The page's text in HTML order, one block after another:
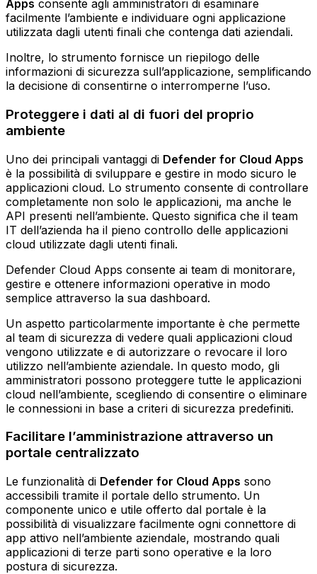
Apps consente agli amministratori di esaminare
facilmente l’ambiente e individuare ogni applicazione
utilizzata dagli utenti finali che contenga dati aziendali.
Inoltre, lo strumento fornisce un riepilogo delle
informazioni di sicurezza sull’applicazione, semplificando
la decisione di consentirne o interromperne l’uso.
Proteggere i dati al di fuori del proprio
ambiente
Uno dei principali vantaggi di Defender for Cloud Apps
è la possibilità di sviluppare e gestire in modo sicuro le
applicazioni cloud. Lo strumento consente di controllare
completamente non solo le applicazioni, ma anche le
API presenti nell’ambiente. Questo significa che il team
IT dell’azienda ha il pieno controllo delle applicazioni
cloud utilizzate dagli utenti finali.
Defender Cloud Apps consente ai team di monitorare,
gestire e ottenere informazioni operative in modo
semplice attraverso la sua dashboard.
Un aspetto particolarmente importante è che permette
al team di sicurezza di vedere quali applicazioni cloud
vengono utilizzate e di autorizzare o revocare il loro
utilizzo nell’ambiente aziendale. In questo modo, gli
amministratori possono proteggere tutte le applicazioni
cloud nell’ambiente, scegliendo di consentire o eliminare
le connessioni in base a criteri di sicurezza predefiniti.
Facilitare l’amministrazione attraverso un
portale centralizzato
Le funzionalità di Defender for Cloud Apps sono
accessibili tramite il portale dello strumento. Un
componente unico e utile offerto dal portale è la
possibilità di visualizzare facilmente ogni connettore di
app attivo nell’ambiente aziendale, mostrando quali
applicazioni di terze parti sono operative e la loro
postura di sicurezza.